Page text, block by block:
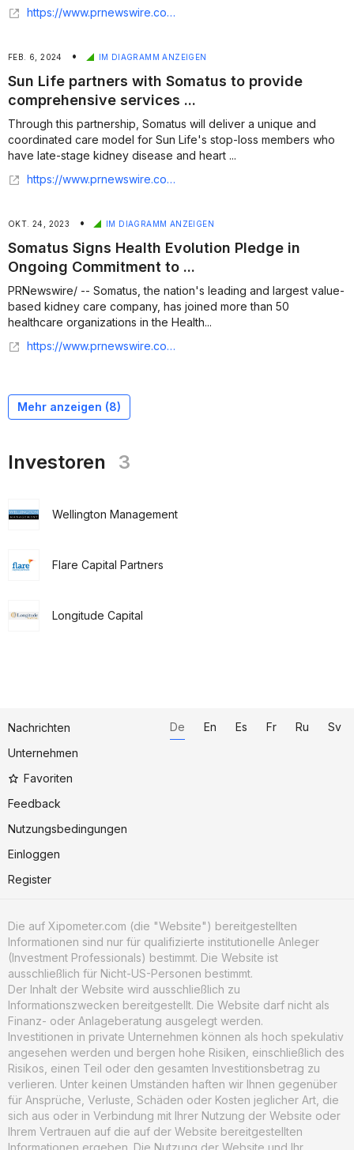
https://www.prnewswire.com/news-releases/somatus-becomes-first-value-based-kidney-care-management-provider-to-receive-ncqa-accreditation-for-health-equity-302214870.html
FEB. 6, 2024 • IM DIAGRAMM ANZEIGEN
Sun Life partners with Somatus to provide
comprehensive services ...
Through this partnership, Somatus will deliver a unique and
coordinated care model for Sun Life's stop-loss members who
have late-stage kidney disease and heart ...
https://www.prnewswire.com/news-releases/sun-life-partners-with-somatus-to-provide-comprehensive-services-for-late-stage-kidney-disease-and-cardiovascular-care-302054040.html
OKT. 24, 2023 • IM DIAGRAMM ANZEIGEN
Somatus Signs Health Evolution Pledge in
Ongoing Commitment to ...
PRNewswire/ -- Somatus, the nation's leading and largest value-
based kidney care company, has joined more than 50
healthcare organizations in the Health...
https://www.prnewswire.com/news-releases/somatus-signs-health-evolution-pledge-in-ongoing-commitment-to-accelerate-health-equity-301965096.html
Mehr anzeigen (8)
Investoren 3
Wellington Management
Flare Capital Partners
Longitude Capital
Nachrichten
Unternehmen
Favoriten
Feedback
Nutzungsbedingungen
Einloggen
Register
De En Es Fr Ru Sv
Die auf Xipometer.com (die "Website") bereitgestellten
Informationen sind nur für qualifizierte institutionelle Anleger
(Investment Professionals) bestimmt. Die Website ist
ausschließlich für Nicht-US-Personen bestimmt.
Der Inhalt der Website wird ausschließlich zu
Informationszwecken bereitgestellt. Die Website darf nicht als
Finanz- oder Anlageberatung ausgelegt werden.
Investitionen in private Unternehmen können als hoch spekulativ
angesehen werden und bergen hohe Risiken, einschließlich des
Risikos, einen Teil oder den gesamten Investitionsbetrag zu
verlieren. Unter keinen Umständen haften wir Ihnen gegenüber
für Ansprüche, Verluste, Schäden oder Kosten jeglicher Art, die
sich aus oder in Verbindung mit Ihrer Nutzung der Website oder
Ihrem Vertrauen auf die auf der Website bereitgestellten
Informationen ergeben. Die Nutzung der Website und Ihr